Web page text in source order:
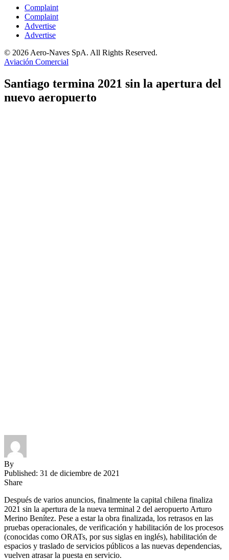
Complaint
Complaint
Advertise
Advertise
© 2026 Aero-Naves SpA. All Rights Reserved.
Aviación Comercial
Santiago termina 2021 sin la apertura del
nuevo aeropuerto
By
Published: 31 de diciembre de 2021
Share
Después de varios anuncios, finalmente la capital chilena finaliza
2021 sin la apertura de la nueva terminal 2 del aeropuerto Arturo
Merino Benítez. Pese a estar la obra finalizada, los retrasos en las
pruebas operacionales, de verificación y habilitación de los procesos
(conocidas como ORATs, por sus siglas en inglés), habilitación de
espacios y traslado de servicios públicos a las nuevas dependencias,
vuelven atrasar la puesta en servicio.